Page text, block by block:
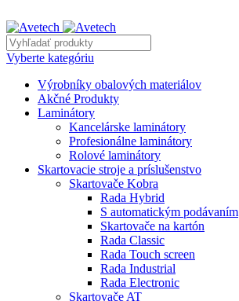
Vyberte kategóriu
Výrobníky obalových materiálov
Akčné Produkty
Laminátory
Kancelárske laminátory
Profesionálne laminátory
Rolové laminátory
Skartovacie stroje a príslušenstvo
Skartovače Kobra
Rada Hybrid
S automatickým podávaním
Skartovače na kartón
Rada Classic
Rada Touch screen
Rada Industrial
Rada Electronic
Skartovače AT